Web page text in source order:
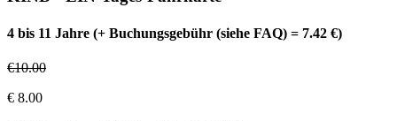
4 bis 11 Jahre (+ Buchungsgebühr (siehe FAQ) = 7.42 €)
€10.00
€ 8.00